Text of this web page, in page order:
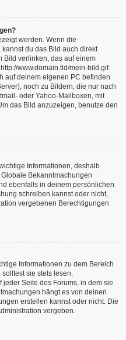
werden. Wenn die
du das Bild auch direkt
Bild verlinken, das auf einem
www.domain.tld/mein-bild.gif.
auf deinem eigenen PC befinden
noch zu Bildern, die nur nach
oder Yahoo-Mailboxen, mit
das Bild anzuzeigen, benutze den
Informationen, deshalb
Bekanntmachungen
ebenfalls in deinem persönlichen
schreiben kannst oder nicht,
vergebenen Berechtigungen
Informationen zu dem Bereich
sie stets lesen.
Seite des Forums, in dem sie
hängt es von deinen
erstellen kannst oder nicht. Die
vergeben.